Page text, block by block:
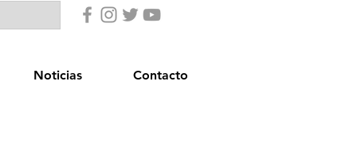
Noticias Contacto